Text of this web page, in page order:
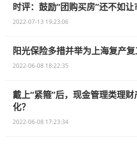
时评：鼓励“团购买房”还不如
2022-07-13 19:23:06
阳光保险多措并举为上海复产
2022-06-08 18:22:35
戴上“紧箍”后，现金管理类理
化？
2022-06-08 17:23:34